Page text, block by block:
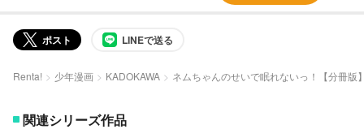
ポスト LINEで送る
Renta! 少年漫画 KADOKAWA ネムちゃんのせいで眠れないっ！【分冊版
関連シリーズ作品